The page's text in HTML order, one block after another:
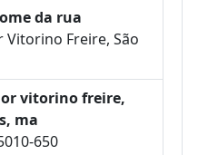
da rua
Vitorino Freire, São
vitorino freire,
ma
650